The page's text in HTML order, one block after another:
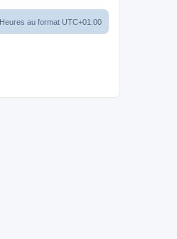
Heures au format UTC+01:00